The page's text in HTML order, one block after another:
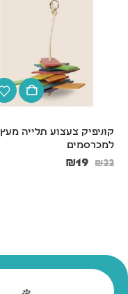
קוניפיק צעצוע תלייה מעץ
למכרסמים
₪22
₪19